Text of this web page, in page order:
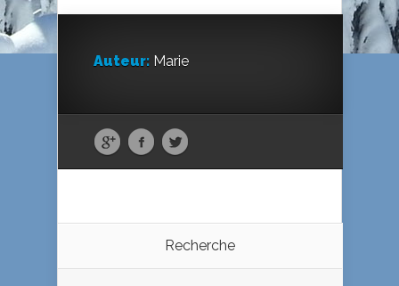
Auteur: Marie
Recherche